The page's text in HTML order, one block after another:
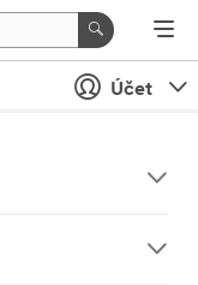
Účet